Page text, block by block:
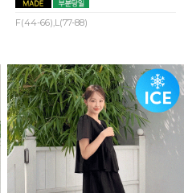
F(44-66),L(77-88)